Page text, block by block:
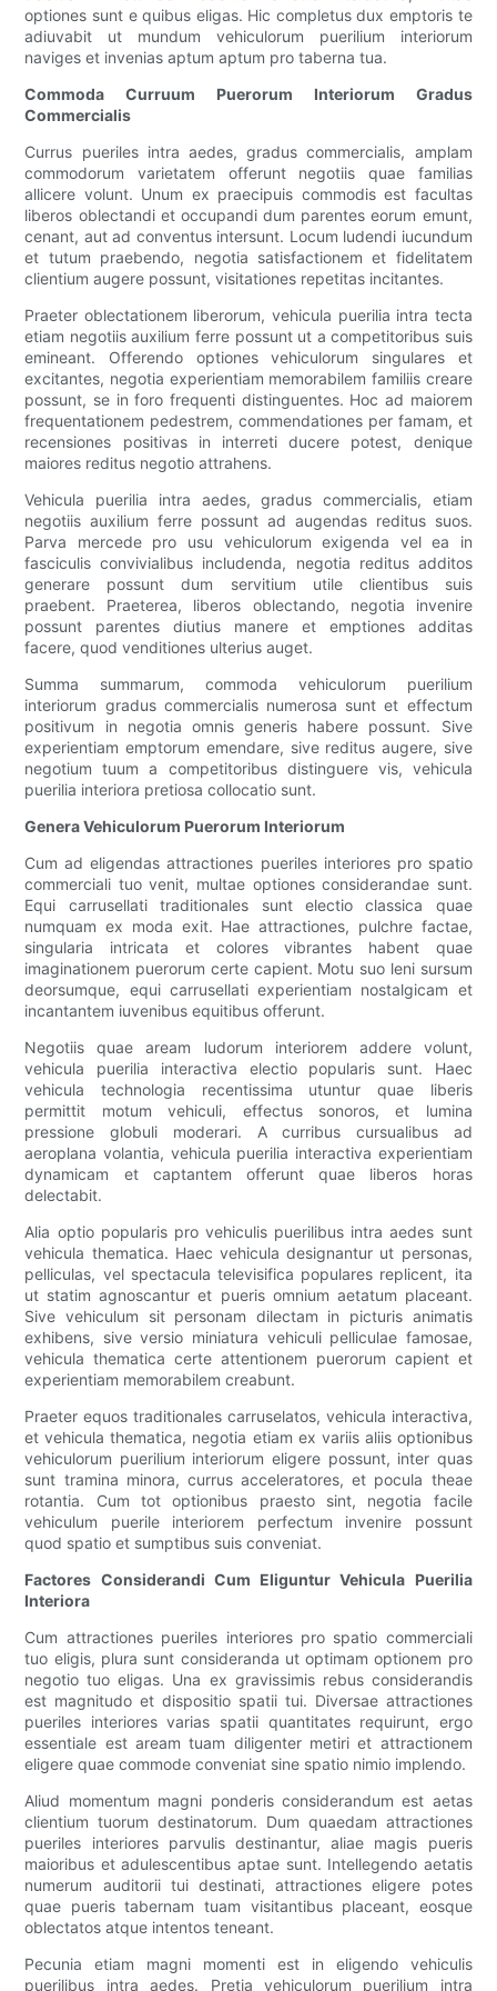
optiones sunt e quibus eligas. Hic completus dux emptoris te
adiuvabit ut mundum vehiculorum puerilium interiorum
naviges et invenias aptum aptum pro taberna tua.
Commoda Curruum Puerorum Interiorum Gradus
Commercialis
Currus pueriles intra aedes, gradus commercialis, amplam
commodorum varietatem offerunt negotiis quae familias
allicere volunt. Unum ex praecipuis commodis est facultas
liberos oblectandi et occupandi dum parentes eorum emunt,
cenant, aut ad conventus intersunt. Locum ludendi iucundum
et tutum praebendo, negotia satisfactionem et fidelitatem
clientium augere possunt, visitationes repetitas incitantes.
Praeter oblectationem liberorum, vehicula puerilia intra tecta
etiam negotiis auxilium ferre possunt ut a competitoribus suis
emineant. Offerendo optiones vehiculorum singulares et
excitantes, negotia experientiam memorabilem familiis creare
possunt, se in foro frequenti distinguentes. Hoc ad maiorem
frequentationem pedestrem, commendationes per famam, et
recensiones positivas in interreti ducere potest, denique
maiores reditus negotio attrahens.
Vehicula puerilia intra aedes, gradus commercialis, etiam
negotiis auxilium ferre possunt ad augendas reditus suos.
Parva mercede pro usu vehiculorum exigenda vel ea in
fasciculis convivialibus includenda, negotia reditus additos
generare possunt dum servitium utile clientibus suis
praebent. Praeterea, liberos oblectando, negotia invenire
possunt parentes diutius manere et emptiones additas
facere, quod venditiones ulterius auget.
Summa summarum, commoda vehiculorum puerilium
interiorum gradus commercialis numerosa sunt et effectum
positivum in negotia omnis generis habere possunt. Sive
experientiam emptorum emendare, sive reditus augere, sive
negotium tuum a competitoribus distinguere vis, vehicula
puerilia interiora pretiosa collocatio sunt.
Genera Vehiculorum Puerorum Interiorum
Cum ad eligendas attractiones pueriles interiores pro spatio
commerciali tuo venit, multae optiones considerandae sunt.
Equi carrusellati traditionales sunt electio classica quae
numquam ex moda exit. Hae attractiones, pulchre factae,
singularia intricata et colores vibrantes habent quae
imaginationem puerorum certe capient. Motu suo leni sursum
deorsumque, equi carrusellati experientiam nostalgicam et
incantantem iuvenibus equitibus offerunt.
Negotiis quae aream ludorum interiorem addere volunt,
vehicula puerilia interactiva electio popularis sunt. Haec
vehicula technologia recentissima utuntur quae liberis
permittit motum vehiculi, effectus sonoros, et lumina
pressione globuli moderari. A curribus cursualibus ad
aeroplana volantia, vehicula puerilia interactiva experientiam
dynamicam et captantem offerunt quae liberos horas
delectabit.
Alia optio popularis pro vehiculis puerilibus intra aedes sunt
vehicula thematica. Haec vehicula designantur ut personas,
pelliculas, vel spectacula televisifica populares replicent, ita
ut statim agnoscantur et pueris omnium aetatum placeant.
Sive vehiculum sit personam dilectam in picturis animatis
exhibens, sive versio miniatura vehiculi pelliculae famosae,
vehicula thematica certe attentionem puerorum capient et
experientiam memorabilem creabunt.
Praeter equos traditionales carruselatos, vehicula interactiva,
et vehicula thematica, negotia etiam ex variis aliis optionibus
vehiculorum puerilium interiorum eligere possunt, inter quas
sunt tramina minora, currus acceleratores, et pocula theae
rotantia. Cum tot optionibus praesto sint, negotia facile
vehiculum puerile interiorem perfectum invenire possunt
quod spatio et sumptibus suis conveniat.
Factores Considerandi Cum Eliguntur Vehicula Puerilia
Interiora
Cum attractiones pueriles interiores pro spatio commerciali
tuo eligis, plura sunt consideranda ut optimam optionem pro
negotio tuo eligas. Una ex gravissimis rebus considerandis
est magnitudo et dispositio spatii tui. Diversae attractiones
pueriles interiores varias spatii quantitates requirunt, ergo
essentiale est aream tuam diligenter metiri et attractionem
eligere quae commode conveniat sine spatio nimio implendo.
Aliud momentum magni ponderis considerandum est aetas
clientium tuorum destinatorum. Dum quaedam attractiones
pueriles interiores parvulis destinantur, aliae magis pueris
maioribus et adulescentibus aptae sunt. Intellegendo aetatis
numerum auditorii tui destinati, attractiones eligere potes
quae pueris tabernam tuam visitantibus placeant, eosque
oblectatos atque intentos teneant.
Pecunia etiam magni momenti est in eligendo vehiculis
puerilibus intra aedes. Pretia vehiculorum puerilium intra